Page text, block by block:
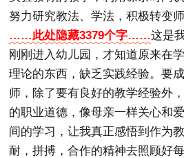
努力研究教法、学法，积极转变
……此处隐藏3379个字……这是
刚刚进入幼儿园，才知道原来在
理论的东西，缺乏实践经验。要
师，除了要有良好的教学经验外
的职业道德，像母亲一样关心和
间的学习，让我真正感悟到作为
耐，拼搏，合作的精神去照顾好